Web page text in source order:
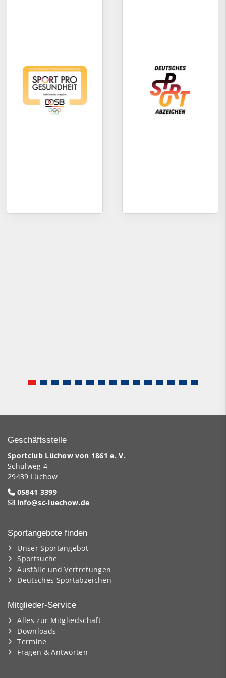
Geschäftsstelle
Sportclub Lüchow von 1861 e. V.
Schulweg 4
29439 Lüchow
05841 3399
info@sc-luechow.de
Sportangebote finden
Unser Sportangebot
Sportsuche
Ausfälle und Vertretungen
Deutsches Sportabzeichen
Mitglieder-Service
Alles zur Mitgliedschaft
Downloads
Termine
Fragen & Antworten